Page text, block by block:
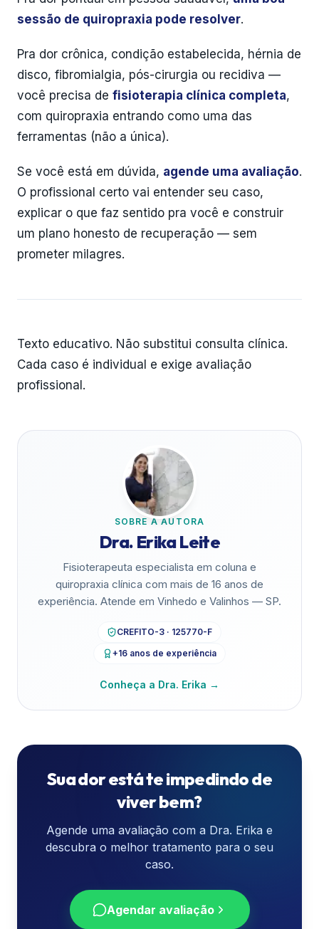
sessão de quiropraxia pode resolver.
Pra dor crônica, condição estabelecida, hérnia de
disco, fibromialgia, pós-cirurgia ou recidiva —
você precisa de fisioterapia clínica completa,
com quiropraxia entrando como uma das
ferramentas (não a única).
Se você está em dúvida, agende uma avaliação.
O profissional certo vai entender seu caso,
explicar o que faz sentido pra você e construir
um plano honesto de recuperação — sem
prometer milagres.
Texto educativo. Não substitui consulta clínica.
Cada caso é individual e exige avaliação
profissional.
SOBRE A AUTORA
Dra. Erika Leite
Fisioterapeuta especialista em coluna e
quiropraxia clínica com mais de 16 anos de
experiência. Atende em Vinhedo e Valinhos — SP.
CREFITO-3 · 125770-F
+16 anos de experiência
Conheça a Dra. Erika →
Sua dor está te impedindo de
viver bem?
Agende uma avaliação com a Dra. Erika e
descubra o melhor tratamento para o seu
caso.
Agendar avaliação